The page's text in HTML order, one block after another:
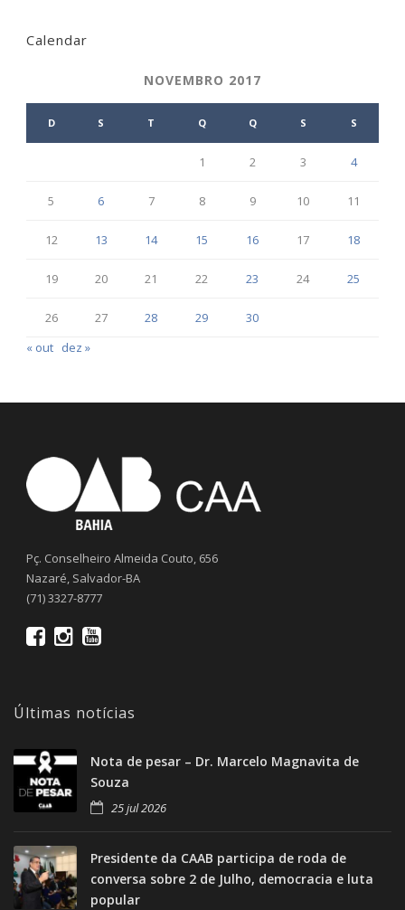
Calendar
NOVEMBRO 2017
D S T Q Q S S
1 2 3 4
5 6 7 8 9 10 11
12 13 14 15 16 17 18
19 20 21 22 23 24 25
26 27 28 29
30
« out dez »
Pç. Conselheiro Almeida Couto, 656
Nazaré, Salvador-BA
(71) 3327-8777
Últimas notícias
Nota de pesar – Dr. Marcelo Magnavita de
Souza
25 jul 2026
Presidente da CAAB participa de roda de
conversa sobre 2 de Julho, democracia e luta
popular